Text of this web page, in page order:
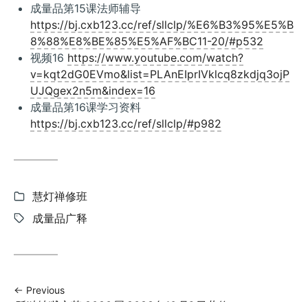
成量品第15课法师辅导
https://bj.cxb123.cc/ref/sllclp/%E6%B3%95%E5%B
8%88%E8%BE%85%E5%AF%BC11-20/#p532
视频16 https://www.youtube.com/watch?
v=kqt2dG0EVmo&list=PLAnEIprIVklcq8zkdjq3ojP
UJQgex2n5m&index=16
成量品第16课学习资料
https://bj.cxb123.cc/ref/sllclp/#p982
Categories:
慧灯禅修班
Tags:
成量品广释
Previous